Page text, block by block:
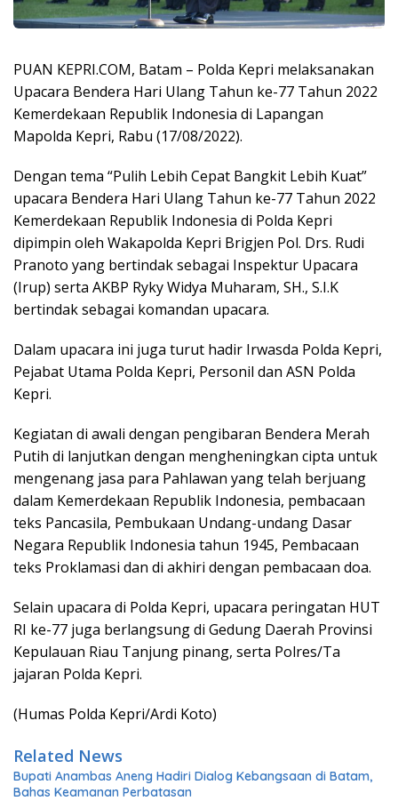
PUAN KEPRI.COM, Batam – Polda Kepri melaksanakan
Upacara Bendera Hari Ulang Tahun ke-77 Tahun 2022
Kemerdekaan Republik Indonesia di Lapangan
Mapolda Kepri, Rabu (17/08/2022).
Dengan tema “Pulih Lebih Cepat Bangkit Lebih Kuat”
upacara Bendera Hari Ulang Tahun ke-77 Tahun 2022
Kemerdekaan Republik Indonesia di Polda Kepri
dipimpin oleh Wakapolda Kepri Brigjen Pol. Drs. Rudi
Pranoto yang bertindak sebagai Inspektur Upacara
(Irup) serta AKBP Ryky Widya Muharam, SH., S.I.K
bertindak sebagai komandan upacara.
Dalam upacara ini juga turut hadir Irwasda Polda Kepri,
Pejabat Utama Polda Kepri, Personil dan ASN Polda
Kepri.
Kegiatan di awali dengan pengibaran Bendera Merah
Putih di lanjutkan dengan mengheningkan cipta untuk
mengenang jasa para Pahlawan yang telah berjuang
dalam Kemerdekaan Republik Indonesia, pembacaan
teks Pancasila, Pembukaan Undang-undang Dasar
Negara Republik Indonesia tahun 1945, Pembacaan
teks Proklamasi dan di akhiri dengan pembacaan doa.
Selain upacara di Polda Kepri, upacara peringatan HUT
RI ke-77 juga berlangsung di Gedung Daerah Provinsi
Kepulauan Riau Tanjung pinang, serta Polres/Ta
jajaran Polda Kepri.
(Humas Polda Kepri/Ardi Koto)
Related News
Bupati Anambas Aneng Hadiri Dialog Kebangsaan di Batam,
Bahas Keamanan Perbatasan